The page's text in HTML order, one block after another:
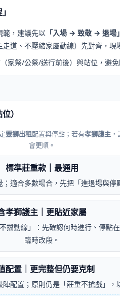
範，建議先以 「入場 → 致敬 → 退場
道、不壓縮家屬動線）先對齊，現
家祭/公祭/送行前後）與站位，避
）
靈獅出租配置與停點；若有孝獅護主
會更順。
標準莊重款｜最通用
適合多數場合，先把「進退場與停
孝獅護主｜更貼近家屬
擋動線」：先確認何時進行、停點
臨時改段。
配置｜更完整但仍要克制
配置；原則仍是「莊重不搶戲」，